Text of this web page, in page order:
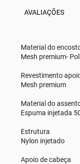
AVALIAÇÕES
Material do
Mesh premium-
Revestimento
Mesh premium
Material do
Espuma injetada
Estrutura
Nylon injetado
Apoio de cabeça